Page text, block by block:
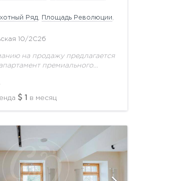
Ряд Площадь Революции
10/2С2б
на продажу предлагается
премиального
St. Nickolas общей площадью
апартаментах
1 в месяц